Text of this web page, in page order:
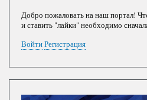
Добро пожаловать на наш портал!
и ставить "лайки" необходимо
ВойтиРегистрация